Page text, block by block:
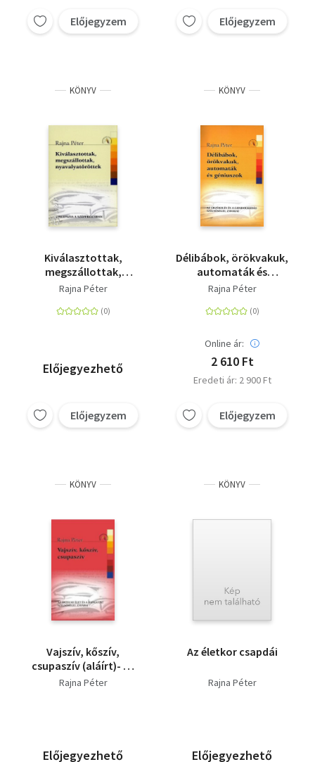
Előjegyzem Előjegyzem
KÖNYV
Kiválasztottak,
megszállottak,
nyavalyatöröttek -
szépprózában
Rajna Péter
Előjegyezhető
Előjegyzem
KÖNYV
Délibábok, örökvakuk,
automaták és
géniuszok - Az
gondolkodás
Rajna Péter
Online ár:
2 610 Ft
Eredeti ár: 2 900 Ft
Előjegyzem
KÖNYV
Vajszív, kőszív,
csupaszív (aláírt)- Az
érzelmi élet és a
Rajna Péter
Előjegyezhető
KÖNYV
Az életkor csapdái
Rajna Péter
Előjegyezhető